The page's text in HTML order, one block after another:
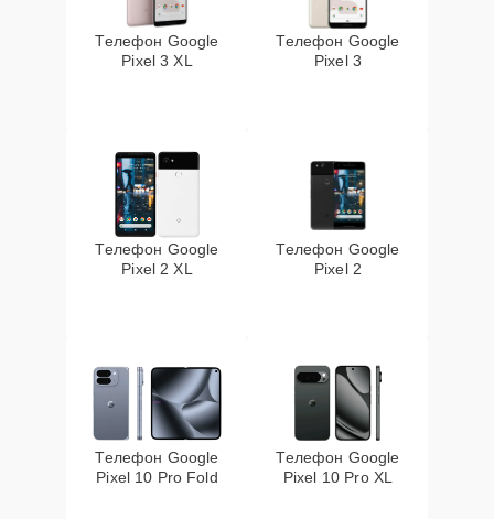
Телефон Google
Pixel 3 XL
Телефон Google
Pixel 3
Телефон Google
Pixel 2 XL
Телефон Google
Pixel 2
Телефон Google
Pixel 10 Pro Fold
Телефон Google
Pixel 10 Pro XL